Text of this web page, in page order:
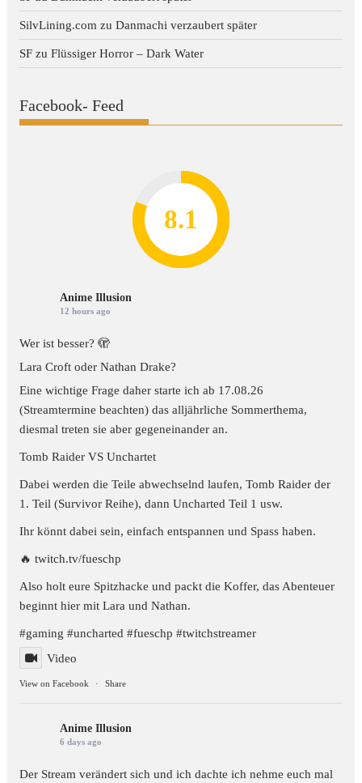
8.2
7.8
7.1
7
8.1
SilvLining.com zuDanmachi verzaubert später
SF zuFlüssiger Horror – Dark Water
Facebook- Feed
Anime Illusion
12 hours ago
Wer ist besser? 🫣
Lara Croft oder Nathan Drake?
Eine wichtige Frage daher starte ich ab 17.08.26
(Streamtermine beachten) das alljährliche Sommerthema,
diesmal treten sie aber gegeneinander an.
Tomb Raider VS Unchartet
Dabei werden die Teile abwechselnd laufen, Tomb Raider der
1. Teil (Survivor Reihe), dann Uncharted Teil 1 usw.
Ihr könnt dabei sein, einfach entspannen und Spass haben.
🔥 twitch.tv/fueschp
Also holt eure Spitzhacke und packt die Koffer, das Abenteuer
beginnt hier mit Lara und Nathan.
#gaming #uncharted #fueschp #twitchstreamer
Video
View on Facebook · Share
Anime Illusion
6 days ago
Der Stream verändert sich und ich dachte ich nehme euch mal